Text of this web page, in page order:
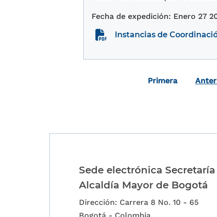
Enero 27
Instancias de
Primera página
Primera
Sede electrónica Secretaría
Alcaldía Mayor de Bogotá
Dirección: Carrera 8 No. 10 - 65